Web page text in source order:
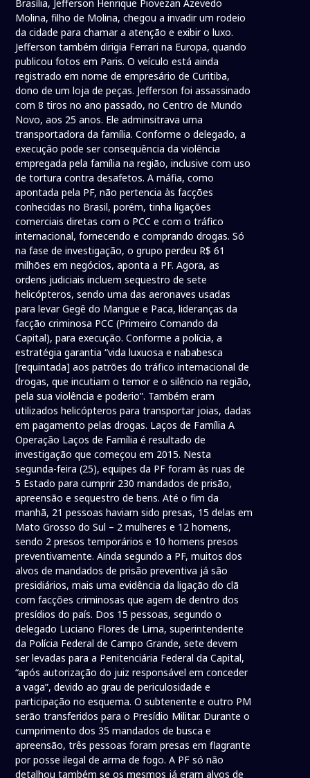
Brasília, Jefferson Henrique Piovezan Azevedo
Molina, filho de Molina, chegou a invadir um rodeio
da cidade para chamar a atenção e exibir o luxo.
Jefferson também dirigia Ferrari na Europa, quando
publicou fotos em Paris. O veículo está ainda
registrado em nome de empresário de Curitiba,
dono de um loja de peças. Jefferson foi assassinado
com 8 tiros no ano passado, no Centro de Mundo
Novo, aos 25 anos. Ele adminsitrava uma
transportadora da família. Conforme o delegado, a
execução pode ser consequência da violência
empregada pela família na região, inclusive com uso
de tortura contra desafetos. A máfia, como
apontada pela PF, não pertencia às facções
conhecidas no Brasil, porém, tinha ligações
comerciais diretas com o PCC e com o tráfico
internacional, fornecendo e comprando drogas. Só
na fase de investigação, o grupo perdeu R$ 61
milhões em negócios, aponta a PF. Agora, as
ordens judiciais incluem sequestro de sete
helicópteros, sendo uma das aeronaves usadas
para levar Gegê do Mangue e Paca, lideranças da
facção criminosa PCC (Primeiro Comando da
Capital), para execução. Conforme a polícia, a
estratégia garantia “vida luxuosa e nababesca
[requintada] aos patrões do tráfico internacional de
drogas, que incutiam o temor e o silêncio na região,
pela sua violência e poderio”. Também eram
utilizados helicópteros para transportar joias, dadas
em pagamento pelas drogas. Laços de Família A
Operação Laços de Família é resultado de
investigação que começou em 2015. Nesta
segunda-feira (25), equipes da PF foram às ruas de
5 Estado para cumprir 230 mandados de prisão,
apreensão e sequestro de bens. Até o fim da
manhã, 21 pessoas haviam sido presas, 15 delas em
Mato Grosso do Sul – 2 mulheres e 12 homens,
sendo 2 presos temporários e 10 homens presos
preventivamente. Ainda segundo a PF, muitos dos
alvos de mandados de prisão preventiva já são
presidiários, mais uma evidência da ligação do clã
com facções criminosas que agem de dentro dos
presídios do país. Dos 15 pessoas, segundo o
delegado Luciano Flores de Lima, superintendente
da Polícia Federal de Campo Grande, sete devem
ser levadas para a Penitenciária Federal da Capital,
“após autorização do juiz responsável em conceder
a vaga”, devido ao grau de periculosidade e
participação no esquema. O subtenente e outro PM
serão transferidos para o Presídio Militar. Durante o
cumprimento dos 35 mandados de busca e
apreensão, três pessoas foram presas em flagrante
por posse ilegal de arma de fogo. A PF só não
detalhou também se os mesmos já eram alvos de